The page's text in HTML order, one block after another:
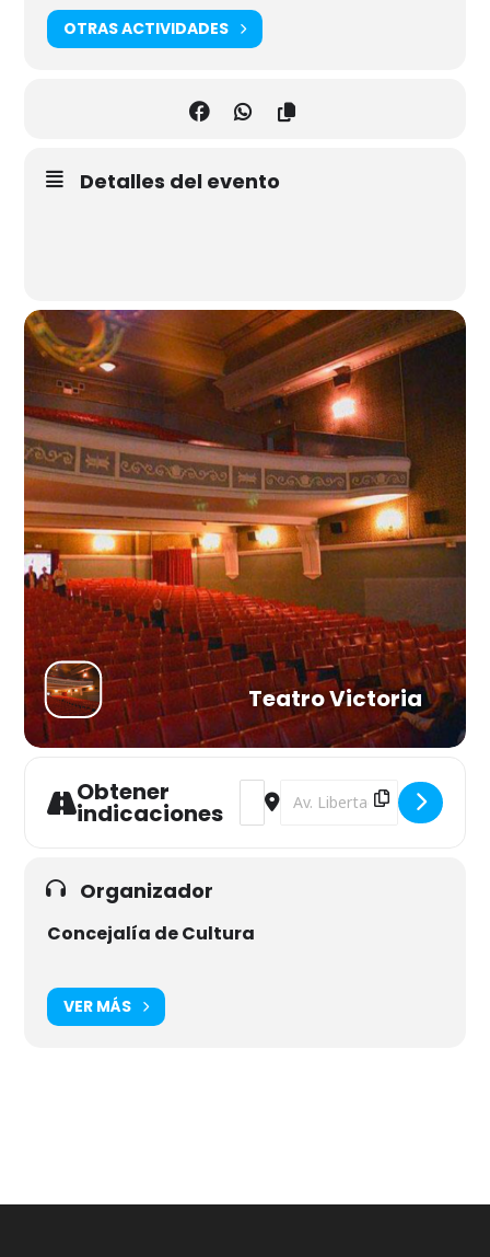
OTRAS ACTIVIDADES
Detalles del evento
Teatro Victoria
Obtener
indicaciones
Address - El abrazo de los
Destination Address - El
Organizador
Concejalía de Cultura
VER MÁS